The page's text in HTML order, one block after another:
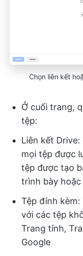
Chọn liên kết
Ở cuối trang,
tệp:
Liên kết
mọi tệp được
tệp được tạo
trình bày hoặc
Tệp đính
với các tệp
Trang tính,
Google